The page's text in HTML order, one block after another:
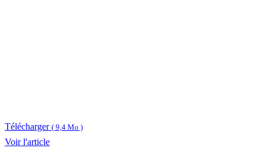
Télécharger ( 9,4 Mo )
Voir l'article